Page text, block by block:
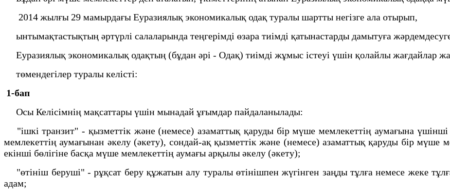
2014 жылғы 29 мамырдағы Еуразиялық экономикалық одақ туралы шартты негізге ала отырып,
ынтымақтастықтың әртүрлі салаларында теңгерімді өзара тиімді қатынастарды дамытуға
Еуразиялық экономикалық одақтың (бұдан әрі - Одақ) тиімді жұмыс істеуі үшін қолайлы жағдайлар
төмендегілер туралы келісті:
1-бап
Осы Келісімнің мақсаттары үшін мынадай ұғымдар пайдаланылады:
"ішкі транзит" - қызметтік және (немесе) азаматтық қаруды бір мүше мемлекеттің аумағына
мемлекеттің аумағынан әкелу (әкету), сондай-ақ қызметтік және (немесе) азаматтық қаруды бір мүше
екінші бөлігіне басқа мүше мемлекеттің аумағы арқылы әкелу (әкету);
"өтініш беруші" - рұқсат беру құжатын алу туралы өтінішпен жүгінген заңды тұлға немесе жеке
адам;